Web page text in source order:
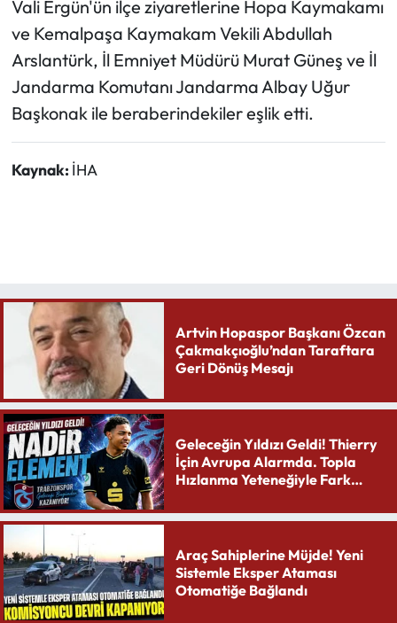
Vali Ergün'ün ilçe ziyaretlerine Hopa Kaymakamı
ve Kemalpaşa Kaymakam Vekili Abdullah
Arslantürk, İl Emniyet Müdürü Murat Güneş ve İl
Jandarma Komutanı Jandarma Albay Uğur
Başkonak ile beraberindekiler eşlik etti.
Kaynak: İHA
Artvin Hopaspor Başkanı Özcan
Çakmakçıoğlu’ndan Taraftara
Geri Dönüş Mesajı
Geleceğin Yıldızı Geldi! Thierry
İçin Avrupa Alarmda. Topla
Hızlanma Yeteneğiyle Fark
Araç Sahiplerine Müjde! Yeni
Sistemle Eksper Ataması
Otomatiğe Bağlandı